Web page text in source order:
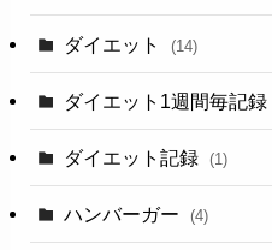
ダイエット (14)
ダイエット1週間毎記録
ダイエット記録 (1)
ハンバーガー (4)